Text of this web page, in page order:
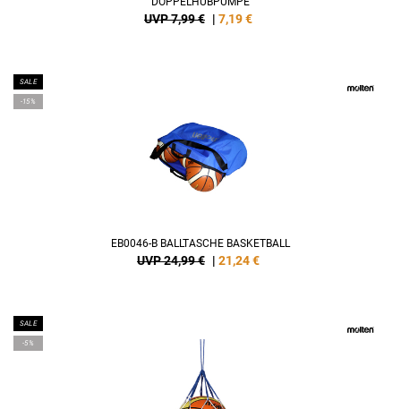
UVP 7,99 € | 7,19€
SALE
-15%
EB0046-B BALLTASCHE BASKETBALL
UVP 24,99 € | 21,24€
SALE
-5%